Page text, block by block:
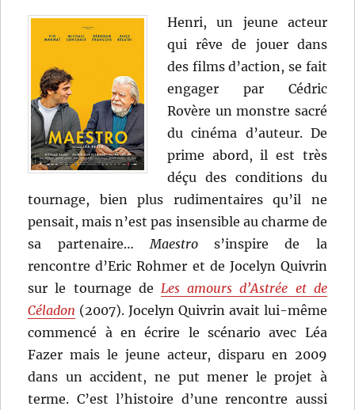
Julien
Duvivier
Henri, un jeune acteur
qui rêve de jouer dans
des films d’action, se fait
engager par Cédric
Rovère un monstre sacré
du cinéma d’auteur. De
prime abord, il est très
déçu des conditions du
tournage, bien plus rudimentaires qu’il ne
pensait, mais n’est pas insensible au charme de
sa partenaire… Maestros’inspire de la
rencontre d’Eric Rohmer et de Jocelyn Quivrin
sur le tournage de Les amours d’Astrée et de
Céladon (2007). Jocelyn Quivrin avait lui-même
commencé à en écrire le scénario avec Léa
Fazer mais le jeune acteur, disparu en 2009
dans un accident, ne put mener le projet à
terme. C’est l’histoire d’une rencontre aussi